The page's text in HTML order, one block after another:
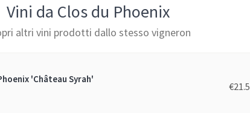
Vini da Clos du Phoenix
altri vini prodotti dallo stesso vigneron
'Château Syrah'
€21.5